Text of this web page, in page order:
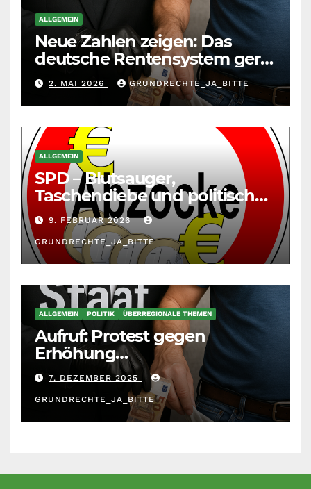
ALLGEMEIN
Neue Zahlen zeigen: Das
deutsche Rentensystem gerät
durch die
Massenzuwanderung
zunehmend unter die Räder.
2. MAI 2026 GRUNDRECHTE_JA_BITTE
ALLGEMEIN
SPD – Blutsauger,
Taschendiebe und politisch
unberechenbar
9. FEBRUAR 2026
GRUNDRECHTE_JA_BITTE
ALLGEMEIN POLITIK ÜBERREGIONALE THEMEN
Aufruf: Protest gegen
Erhöhung
Krankenkassenbeiträge
7. DEZEMBER 2025
GRUNDRECHTE_JA_BITTE